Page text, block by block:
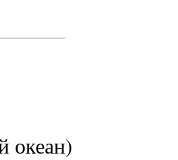
океан)